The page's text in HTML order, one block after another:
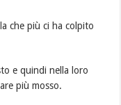
che più ci ha colpito
e quindi nella loro
più mosso.